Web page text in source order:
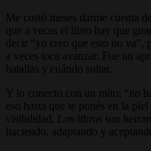
Me costó meses darme cuenta
que a veces el libro hay que
decir “yo creo que esto no va”,
a veces toca avanzar. Fue un
batallas y cuándo soltar.
Y lo conecto con un mito: “no
eso hasta que te ponés en la
visibilidad. Los libros son
haciendo, adaptando y